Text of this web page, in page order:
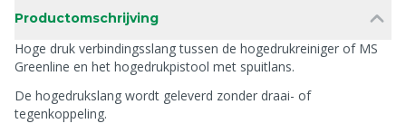
Productomschrijving
Hoge druk verbindingsslang tussen de hogedrukreiniger of MS
Greenline en het hogedrukpistool met spuitlans.
De hogedrukslang wordt geleverd zonder draai- of
tegenkoppeling.